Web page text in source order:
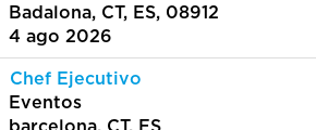
Badalona, CT, ES, 08912
4 ago 2026
Chef Ejecutivo
Eventos